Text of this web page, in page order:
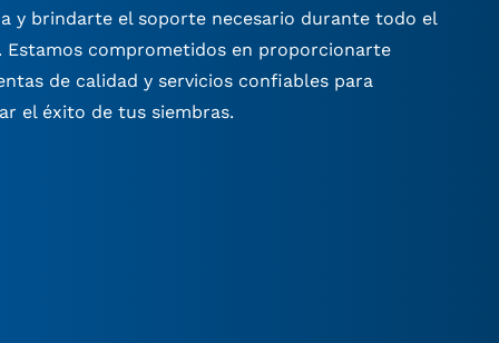
y brindarte el soporte necesario durante todo el
Estamos comprometidos en proporcionarte
de calidad y servicios confiables para
el éxito de tus siembras.